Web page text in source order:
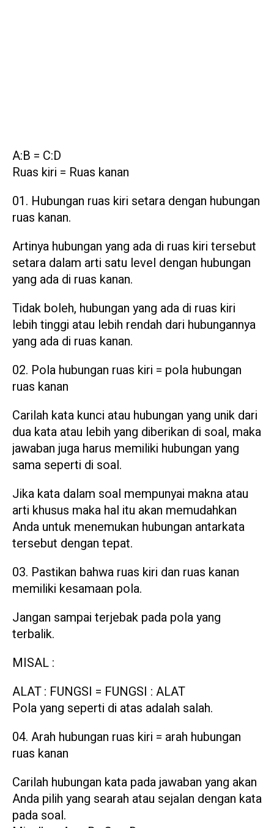
A:B = C:D
Ruas kiri = Ruas kanan
Hubungan ruas kiri setara dengan hubungan
ruas kanan.
Artinya hubungan yang ada di ruas kiri tersebut
setara dalam arti satu level dengan hubungan
yang ada di ruas kanan.
Tidak boleh, hubungan yang ada di ruas kiri
lebih tinggi atau lebih rendah dari hubungannya
yang ada di ruas kanan.
Pola hubungan ruas kiri = pola hubungan
ruas kanan
Carilah kata kunci atau hubungan yang unik dari
dua kata atau lebih yang diberikan di soal, maka
jawaban juga harus memiliki hubungan yang
sama seperti di soal.
Jika kata dalam soal mempunyai makna atau
arti khusus maka hal itu akan memudahkan
Anda untuk menemukan hubungan antarkata
tersebut dengan tepat.
Pastikan bahwa ruas kiri dan ruas kanan
memiliki kesamaan pola.
Jangan sampai terjebak pada pola yang
terbalik.
MISAL :
ALAT : FUNGSI = FUNGSI : ALAT
Pola yang seperti di atas adalah salah.
Arah hubungan ruas kiri = arah hubungan
ruas kanan
Carilah hubungan kata pada jawaban yang akan
Anda pilih yang searah atau sejalan dengan kata
pada soal.